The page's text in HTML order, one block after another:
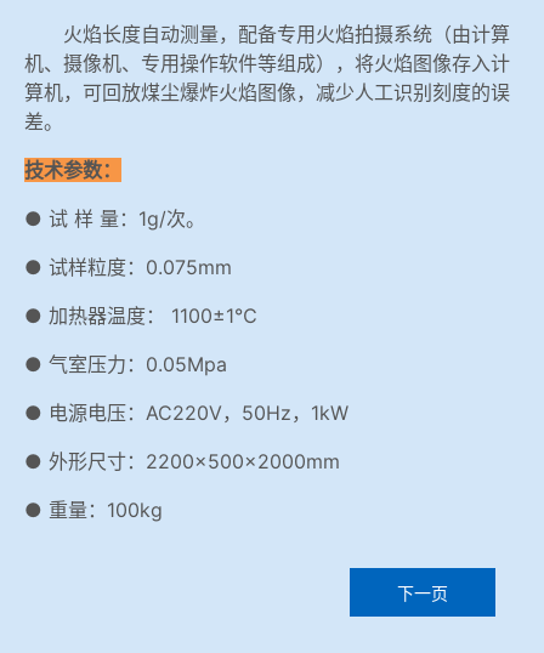
火焰长度自动测量，配备专用火焰拍摄系统（由计算
机、摄像机、专用操作软件等组成），将火焰图像存入计
算机，可回放煤尘爆炸火焰图像，减少人工识别刻度的误
差。
技术参数：
● 试 样 量：1g/次。
● 试样粒度：0.075mm
● 加热器温度： 1100±1℃
● 气室压力：0.05Mpa
● 电源电压：AC220V，50Hz，1kW
● 外形尺寸：2200×500×2000mm
● 重量：100kg
下一页